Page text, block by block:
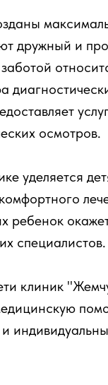
дружный и
осмотров.
уделяется
ребенок
специалистов.
клиник